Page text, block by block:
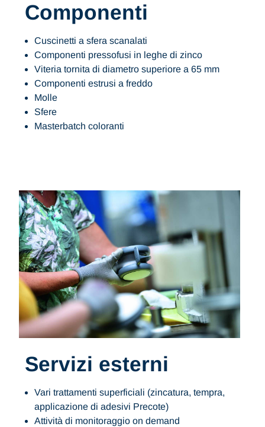
Componenti
Cuscinetti a sfera scanalati
Componenti pressofusi in leghe di zinco
Viteria tornita di diametro superiore a 65 mm
Componenti estrusi a freddo
Molle
Sfere
Masterbatch coloranti
Servizi esterni
Vari trattamenti superficiali (zincatura, tempra,
applicazione di adesivi Precote)
Attività di monitoraggio on demand